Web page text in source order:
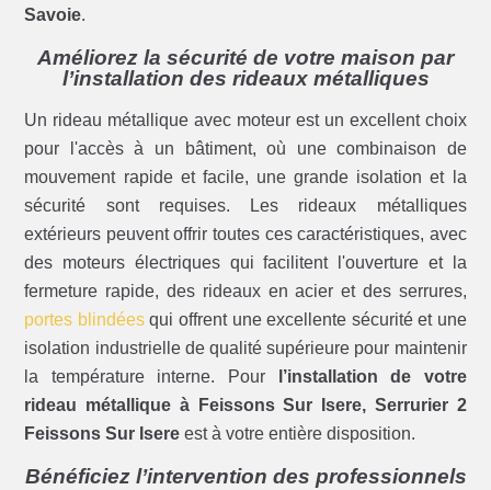
Savoie.
Améliorez la sécurité de votre maison par
l’installation des rideaux métalliques
Un rideau métallique avec moteur est un excellent choix
pour l'accès à un bâtiment, où une combinaison de
mouvement rapide et facile, une grande isolation et la
sécurité sont requises. Les rideaux métalliques
extérieurs peuvent offrir toutes ces caractéristiques, avec
des moteurs électriques qui facilitent l'ouverture et la
fermeture rapide, des rideaux en acier et des serrures,
portes blindéesqui offrent une excellente sécurité et une
isolation industrielle de qualité supérieure pour maintenir
la température interne. Pour
l’installation de votre
rideau métallique à Feissons Sur Isere, Serrurier 2
Feissons Sur Isere est à votre entière disposition.
Bénéficiez l’intervention des professionnels